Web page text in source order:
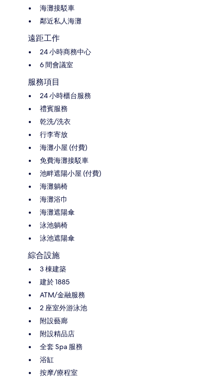
海灘接駁車
鄰近私人海灘
遠距工作
24 小時商務中心
6 間會議室
服務項目
24 小時櫃台服務
禮賓服務
乾洗/洗衣
行李寄放
海灘小屋 (付費)
免費海灘接駁車
池畔遮陽小屋 (付費)
海灘躺椅
海灘浴巾
海灘遮陽傘
泳池躺椅
泳池遮陽傘
綜合設施
3 棟建築
建於 1885
ATM/金融服務
2 座室外游泳池
附設藝廊
附設精品店
全套 Spa 服務
浴缸
按摩/療程室